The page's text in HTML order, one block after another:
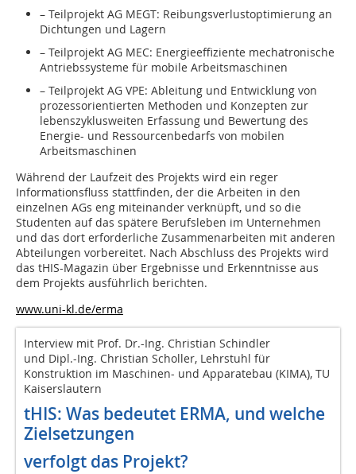
– Teilprojekt AG MEGT: Reibungsverlustoptimierung an
Dichtungen und Lagern
– Teilprojekt AG MEC: Energieeffiziente mechatronische
Antriebssysteme für mobile Arbeitsmaschinen
– Teilprojekt AG VPE: Ableitung und Entwicklung von
prozessorientierten Methoden und Konzepten zur
lebenszyklusweiten Erfassung und Bewertung des
Energie- und Ressourcenbedarfs von mobilen
Arbeitsmaschinen
Während der Laufzeit des Projekts wird ein reger
Informationsfluss stattfinden, der die Arbeiten in den
einzelnen AGs eng miteinander verknüpft, und so die
Studenten auf das spätere Berufsleben im Unternehmen
und das dort erforderliche Zusammenarbeiten mit anderen
Abteilungen vorbereitet. Nach Abschluss des Projekts wird
das tHIS-Magazin über Ergebnisse und Erkenntnisse aus
dem Projekts ausführlich berichten.
www.uni-kl.de/erma
Interview mit Prof. Dr.-Ing. Christian Schindler
und Dipl.-Ing. Christian Scholler, Lehrstuhl für
Konstruktion im Maschinen- und Apparatebau (KIMA), TU
Kaiserslautern
tHIS: Was bedeutet ERMA, und welche
Zielsetzungen
verfolgt das Projekt?